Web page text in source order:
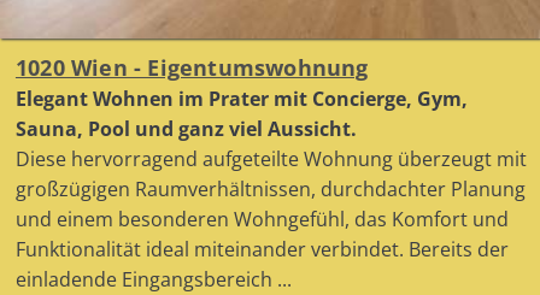
1020 Wien - Eigentumswohnung
Elegant Wohnen im Prater mit Concierge, Gym,
Sauna, Pool und ganz viel Aussicht.
Diese hervorragend aufgeteilte Wohnung überzeugt mit
großzügigen Raumverhältnissen, durchdachter Planung
und einem besonderen Wohngefühl, das Komfort und
Funktionalität ideal miteinander verbindet. Bereits der
einladende Eingangsbereich ...